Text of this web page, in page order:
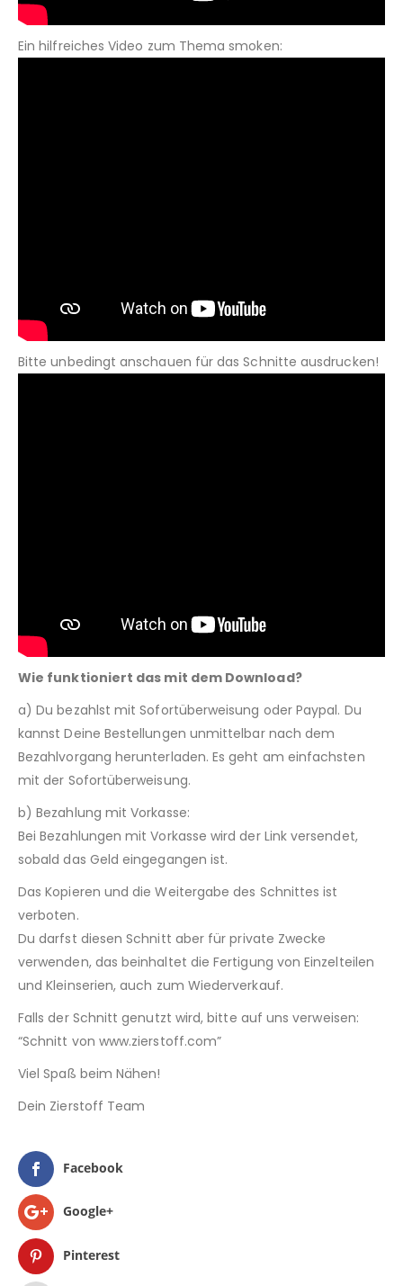
Ein hilfreiches Video zum Thema smoken:
Bitte unbedingt anschauen für das Schnitte ausdrucken!
Wie funktioniert das mit dem Download?
a) Du bezahlst mit Sofortüberweisung oder Paypal. Du
kannst Deine Bestellungen unmittelbar nach dem
Bezahlvorgang herunterladen. Es geht am einfachsten
mit der Sofortüberweisung.
b) Bezahlung mit Vorkasse:
Bei Bezahlungen mit Vorkasse wird der Link versendet,
sobald das Geld eingegangen ist.
Das Kopieren und die Weitergabe des Schnittes ist
verboten.
Du darfst diesen Schnitt aber für private Zwecke
verwenden, das beinhaltet die Fertigung von Einzelteilen
und Kleinserien, auch zum Wiederverkauf.
Falls der Schnitt genutzt wird, bitte auf uns verweisen:
“Schnitt von www.zierstoff.com”
Viel Spaß beim Nähen!
Dein Zierstoff Team
Facebook
Google+
Pinterest